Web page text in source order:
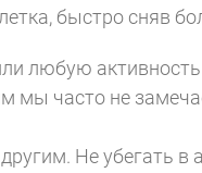
быстро сняв
любую
мы часто не
Не убегать в